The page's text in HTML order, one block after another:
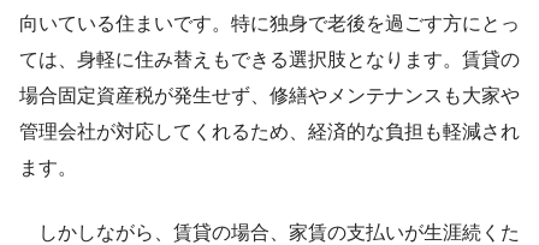
向いている住まいです。特に独身で老後を過ごす方にとっ
ては、身軽に住み替えもできる選択肢となります。賃貸の
場合固定資産税が発生せず、修繕やメンテナンスも大家や
管理会社が対応してくれるため、経済的な負担も軽減され
ます。
しかしながら、賃貸の場合、家賃の支払いが生涯続くた